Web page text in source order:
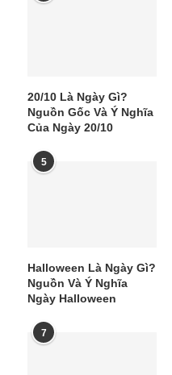
20/10 Là Ngày Gì?
Nguồn Gốc Và Ý Nghĩa
Của Ngày 20/10
5
Halloween Là Ngày Gì?
Nguồn Và Ý Nghĩa
Ngày Halloween
7